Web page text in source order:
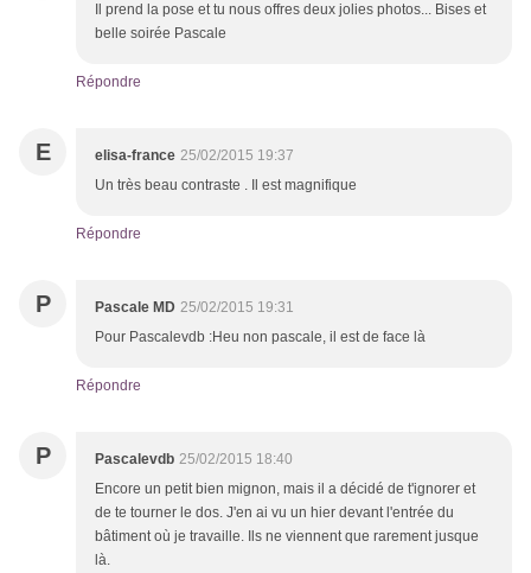
Il prend la pose et tu nous offres deux jolies photos... Bises et
belle soirée Pascale
Répondre
E elisa-france 25/02/2015 19:37
Un très beau contraste . Il est magnifique
Répondre
P Pascale MD 25/02/2015 19:31
Pour Pascalevdb :Heu non pascale, il est de face là
Répondre
P Pascalevdb 25/02/2015 18:40
Encore un petit bien mignon, mais il a décidé de t'ignorer et
de te tourner le dos. J'en ai vu un hier devant l'entrée du
bâtiment où je travaille. Ils ne viennent que rarement jusque
là.